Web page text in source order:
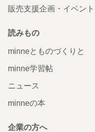
販売支援企画・イベント
読みもの
minneとものづくりと
minne学習帖
ニュース
minneの本
企業の方へ